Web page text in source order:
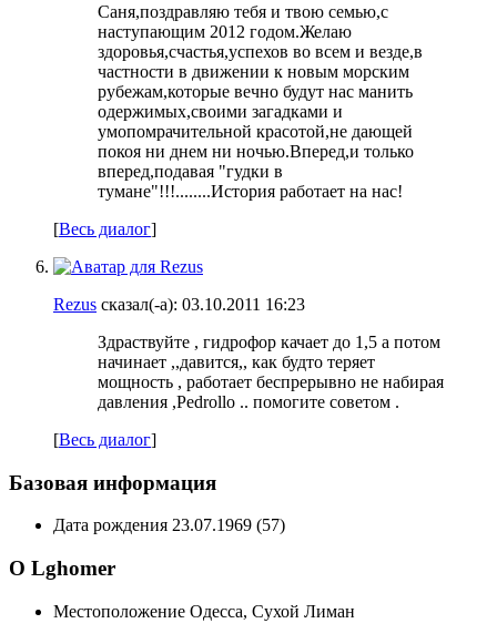
Саня,поздравляю тебя и твою семью,с
наступающим 2012 годом.Желаю
здоровья,счастья,успехов во всем и везде,в
частности в движении к новым морским
рубежам,которые вечно будут нас манить
одержимых,своими загадками и
умопомрачительной красотой,не дающей
покоя ни днем ни ночью.Вперед,и только
вперед,подавая "гудки в
тумане"!!!........История работает на нас!
[Весь диалог]
Rezus сказал(-а): 03.10.2011 16:23
Здраствуйте , гидрофор качает до 1,5 а потом
начинает ,,давится,, как будто теряет
мощность , работает беспрерывно не набирая
давления ,Pedrollo .. помогите советом .
[Весь диалог]
Базовая информация
Дата рождения 23.07.1969 (57)
О Lghomer
Местоположение Одесса, Сухой Лиман